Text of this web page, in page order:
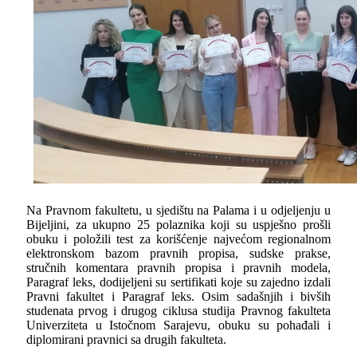
Na Pravnom fakultetu, u sjedištu na Palama i u odјeljenju u
Bijeljini, za ukupno 25 polaznika koji su uspješno prošli
obuku i položili test za korišćenje najvećom regionalnom
elektronskom bazom pravnih propisa, sudske prakse,
stručnih komentara pravnih propisa i pravnih modela,
Paragraf leks, dodijeljeni su sertifikati koje su zajedno izdali
Pravni fakultet i Paragraf leks. Osim sadašnjih i bivših
studenata prvog i drugog ciklusa studija Pravnog fakulteta
Univerziteta u Istočnom Sarajevu, obuku su pohađali i
diplomirani pravnici sa drugih fakulteta.